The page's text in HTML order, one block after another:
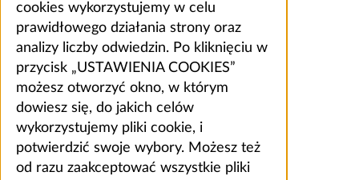
cookies wykorzystujemy w celu
prawidłowego działania strony oraz
analizy liczby odwiedzin. Po kliknięciu w
przycisk „USTAWIENIA COOKIES”
możesz otworzyć okno, w którym
dowiesz się, do jakich celów
wykorzystujemy pliki cookie, i
potwierdzić swoje wybory. Możesz też
od razu zaakceptować wszystkie pliki